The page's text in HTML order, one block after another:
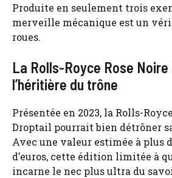
Produite en seulement trois
merveille mécanique est un
roues.
La Rolls-Royce Rose
l’héritière du trône
Présentée en 2023, la Rolls-
Droptail pourrait bien détrôner
Avec une valeur estimée à plus
d’euros, cette édition limitée à
incarne le nec plus ultra du